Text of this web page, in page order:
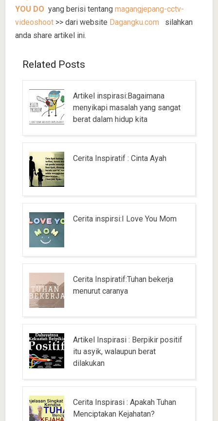
YOU DO yang berisi tentang magangjepang-cctv-
videoshoot >> dari website Dagangku.com
silahkan
anda share artikel ini.
Related Posts
Artikel inspirasi:Bagaimana
menyikapi masalah yang sangat
berat dalam hidup kita
Cerita Inspiratif : Cinta Ayah
Cerita inspirsi:I Love You Mom
Cerita Inspiratif:Tuhan bekerja
menurut caranya
Artikel Inspirasi : Berpikir positif
itu asyik, walaupun berat
dilakukan
Cerita Inspirasi : Apakah Tuhan
Menciptakan Kejahatan?